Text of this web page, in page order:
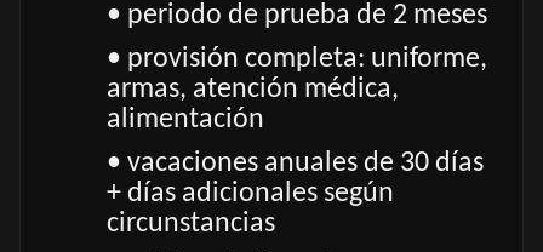
• periodo de prueba de 2 meses
• provisión completa: uniforme,
armas, atención médica,
alimentación
• vacaciones anuales de 30 días
+ días adicionales según
circunstancias